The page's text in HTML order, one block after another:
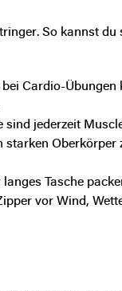
. So kannst du
Cardio-Übungen
jederzeit
Oberkörper
Tasche
vor Wind,